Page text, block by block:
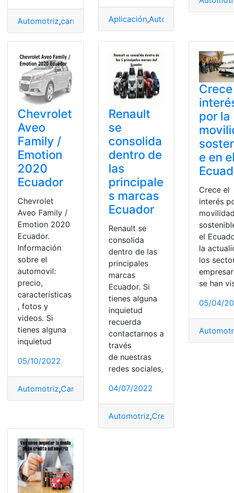
Automotriz,carros modelos más vendidos
Aplicación,Automotriz
Chevrolet
Aveo
Family /
Emotion
2020
Ecuador
Chevrolet
Aveo Family /
Emotion 2020
Ecuador.
Información
sobre el
automovil:
precio,
características
, fotos y
videos. Si
tienes alguna
inquietud
05/10/2022
Automotriz,Características,Chevrolet Aveo Family Emotion
Renault
se
consolida
dentro de
las
principale
s marcas
Ecuador
Renault se
consolida
dentro de las
principales
marcas
Ecuador. Si
tienes alguna
inquietud
recuerda
contactarnos a
través
de nuestras
redes sociales,
04/07/2022
Automotriz,Crecimiento
por la
e en el
Crece el
interés
movilidad
el
la
los
se han
05/04/